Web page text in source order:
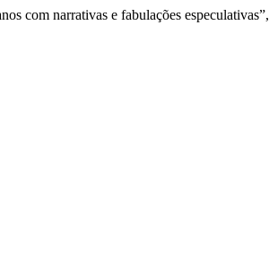
com narrativas e fabulações especulativas”,